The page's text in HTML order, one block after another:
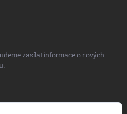
zasílat informace o nových